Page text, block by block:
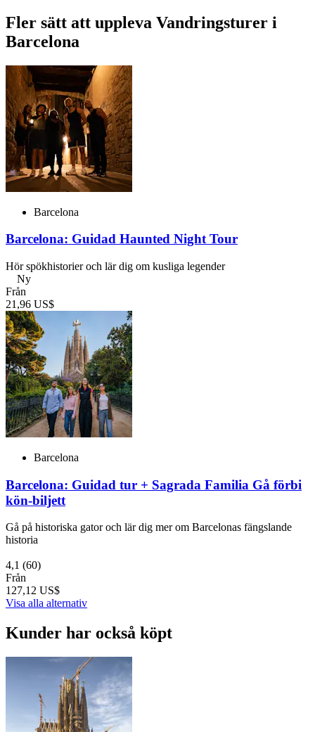
Fler sätt att uppleva Vandringsturer i
Barcelona
Barcelona
Barcelona: Guidad Haunted Night Tour
Hör spökhistorier och lär dig om kusliga legender
Ny
Från
21,96 US$
Barcelona
Barcelona: Guidad tur + Sagrada Familia Gå förbi
kön-biljett
Gå på historiska gator och lär dig mer om Barcelonas fängslande
historia
4,1 (60)
Från
127,12 US$
Visa alla alternativ
Kunder har också köpt